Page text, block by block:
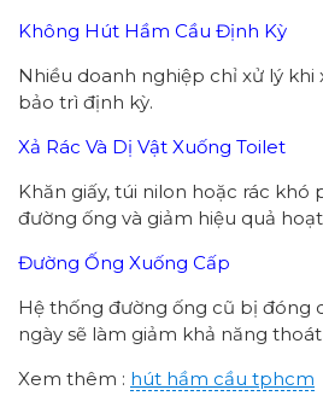
Không Hút Hầm Cầu Định Kỳ
Nhiều doanh nghiệp chỉ xử lý khi
bảo trì định kỳ.
Xả Rác Và Dị Vật Xuống Toilet
Khăn giấy, túi nilon hoặc rác khó
đường ống và giảm hiệu quả
Đường Ống Xuống Cấp
Hệ thống đường ống cũ bị đóng
ngày sẽ làm giảm khả năng
Xem thêm : hút hầm cầu tphcm